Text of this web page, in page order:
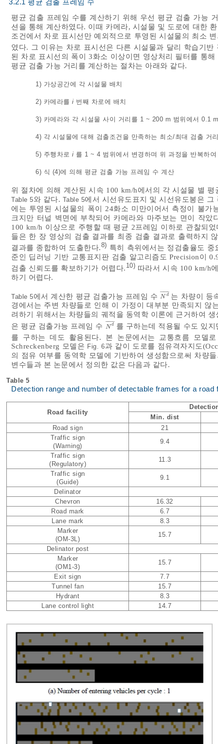
3.2.1 평균 검출 프레임 수
평균 검출 프레임 수를 계산하기 위해 우선 평균 검출 가능
션을 통해 계산하였다. 이때 카메라, 시설물 및 도로에 대한
조건에서 차로 표시선만 예외적으로 투영된 시설물의 최소
였다. 그 이유는 차로 표시선은 다른 시설물과 달리 학습기
된 차로 표시선의 폭이 3화소 이상이면 영상처리 필터를 통
평균 검출 가능 거리를 계산하는 절차는 아래와 같다.
1) 가상공간에 각 시설물 배치
2) 카메라를 i 번째 차로에 배치
3) 카메라와 각 시설물 사이 거리를 1 ~ 200 m 범위에서 0.1
4) 각 시설물에 대해 검출조건을 만족하는 최소/최대 검출 거
5) 주행차로 i 를 1 ~ 4 범위에서 변경하며 위 과정을 반복하
6) 식 (4)에 의해 평균 검출 가능 프레임 수 계산
위 절차에 의해 계산된 시속 100 km/h에서의 각 시설물 별
Table 5와 같다. Table 5에서 시선유도표지 및 시선유도봉은
에는 투영된 시설물의 폭이 24화소 미만이어서 측정이 불
크지만 터널 벽면에 부착되어 카메라와 마주보는 면이 작
100 km/h 이상으로 주행할 때 평균 2프레임 이하로 관찰되
들은 한 장 영상의 검출 결과를 최종 검출 결과로 출력하지
결과를 종합하여 도출한다.8) 특히 측위에서는 정검출율도
준인 딥러닝 기반 교통표지판 검출 알고리즘도 Precision이
검출 신뢰도를 확보하기가 어렵다. 10) 따라서 시속 100 km/h
하기 어렵다.
Table 5에서 계산한 평균 검출가능 프레임 수 N d
¯ ¯
¯¯¯
Nd¯는 차량이 등
경에서는 주변 차량들로 인해 이 가정이 대부분 만족되지 않
려하기 위해서는 차량들의 궤적을 동역학 이론에 근거하여
은 평균 검출가능 프레임 수 N d
¯ ¯
¯¯¯
Nd¯를 구하는데 적용될 수도 있
를 구하는 데도 활용된다. 본 논문에서는 교통흐름 모델로
Schreckenberg 모델은 Fig. 6과 같이 도로를 점유격자지도
의 점유 여부를 동역학 모델에 기반하여 생성함으로써 차량
변수들과 본 논문에서 정의한 값은 다음과 같다.
Table 5
Detection range and number of detectable frames for a road
Road facility
Min. dist
Road sign
21
Traffic sign
(Warning)
9.4
Traffic sign
(Regulatory)
11.3
Traffic sign
(Guide)
9.1
Delinator
Chevron
16.32
Road mark
6.7
Lane mark
8.3
Marker
(OM-3L)
15.7
Delinator post
Marker
(OM1-3)
15.7
Exit sign
7.7
Tunnel fan
15.7
Hydrant
8.3
Lane control light
14.7